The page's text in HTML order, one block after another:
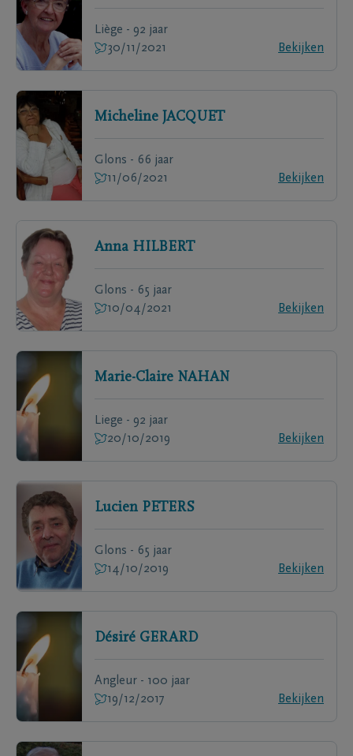
Liège - 92 jaar
30/11/2021
Bekijken
Micheline JACQUET
Glons - 66 jaar
11/06/2021
Bekijken
Anna HILBERT
Glons - 65 jaar
10/04/2021
Bekijken
Marie-Claire NAHAN
Liege - 92 jaar
20/10/2019
Bekijken
Lucien PETERS
Glons - 65 jaar
14/10/2019
Bekijken
Désiré GERARD
Angleur - 100 jaar
19/12/2017
Bekijken